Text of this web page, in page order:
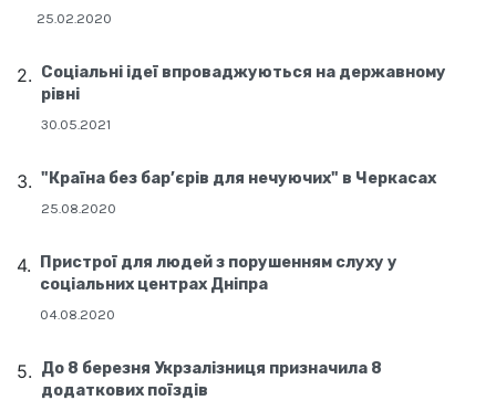
25.02.2020
Соціальні ідеї впроваджуються на державному
рівні
30.05.2021
"Країна без бар’єрів для нечуючих" в Черкасах
25.08.2020
Пристрої для людей з порушенням слуху у
соціальних центрах Дніпра
04.08.2020
До 8 березня Укрзалізниця призначила 8
додаткових поїздів